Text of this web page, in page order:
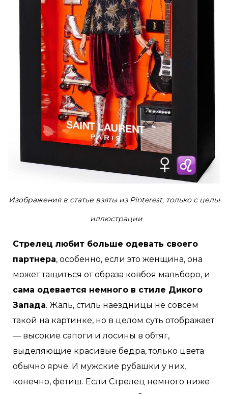
Изображения в статье взяты из Pinterest, только с целью
иллюстрации
Стрелец любит больше одевать своего
партнера, особенно, если это женщина, она
может тащиться от образа ковбоя мальборо, и
сама одевается немного в стиле Дикого
Запада. Жаль, стиль наездницы не совсем
такой на картинке, но в целом суть отображает
— высокие сапоги и лосины в обтяг,
выделяющие красивые бедра, только цвета
обычно ярче. И мужские рубашки у них,
конечно, фетиш. Если Стрелец немного ниже